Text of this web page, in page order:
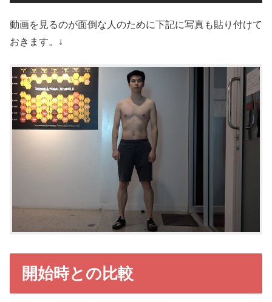
動画を見るのが面倒な人のために下記に写真も貼り付けて
おきます。↓
開始時との比較